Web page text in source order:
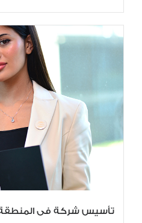
تأسيس شركة فى المنطقة